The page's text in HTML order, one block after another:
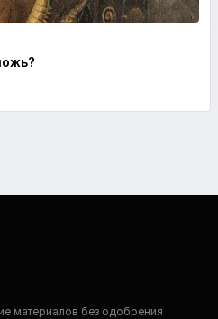
материалов без одобрения